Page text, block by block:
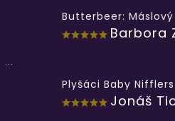
Butterbeer: Máslový
Barbora
...
Plyšáci Baby Nifflers
Jonáš